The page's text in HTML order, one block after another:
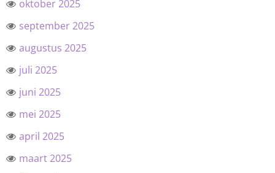
oktober 2025
september 2025
augustus 2025
juli 2025
juni 2025
mei 2025
april 2025
maart 2025